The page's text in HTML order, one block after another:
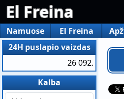
El Freina
Namuose El Freina
24H puslapio vaizdas
26 092.
Kalba